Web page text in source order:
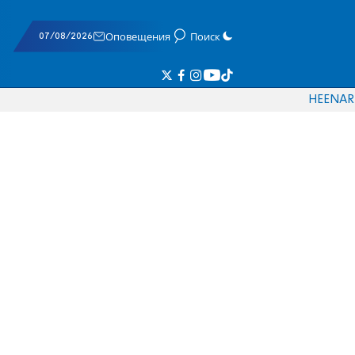
07/08/2026 Оповещения Поиск
HEENAR